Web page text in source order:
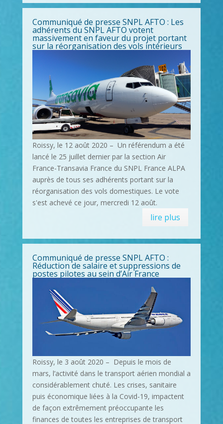
Communiqué de presse SNPL AFTO : Les
adhérents du SNPL AFTO votent
massivement en faveur du projet portant
sur la réorganisation des vols intérieurs
Roissy, le 12 août 2020 – Un référendum a été
lancé le 25 juillet dernier par la section Air
France-Transavia France du SNPL France ALPA
auprès de tous ses adhérents portant sur la
réorganisation des vols domestiques. Le vote
s'est achevé ce jour, mercredi 12 août.
lire plus
Communiqué de presse SNPL AFTO :
Réduction de salaire et suppressions de
postes pilotes au sein d’Air France
Roissy, le 3 août 2020 – Depuis le mois de
mars, l’activité dans le transport aérien mondial a
considérablement chuté. Les crises, sanitaire
puis économique liées à la Covid-19, impactent
de façon extrêmement préoccupante les
finances de toutes les entreprises de transport